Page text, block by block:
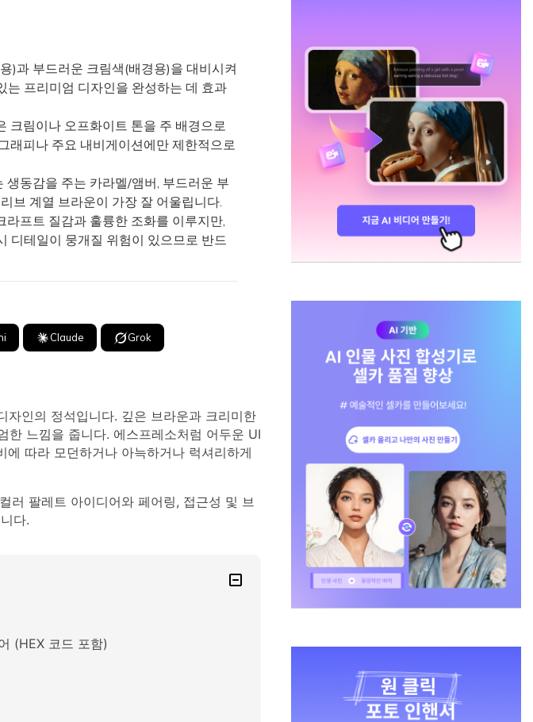
)과 부드러운 크림색(배경용)을 대비시켜
는 프리미엄 디자인을 완성하는 데 효과
림이나 오프화이트 톤을 주 배경으로
래피나 주요 내비게이션에만 제한적으로
동감을 주는 카라멜/앰버, 부드러운 부
브 계열 브라운이 가장 잘 어울립니다.
프트 질감과 훌륭한 조화를 이루지만,
디테일이 뭉개질 위험이 있으므로 반드
Claude Grok
인의 정석입니다. 깊은 브라운과 크리미한
한 느낌을 줍니다. 에스프레소처럼 어두운 UI
따라 모던하거나 아늑하거나 럭셔리하게
러 팔레트 아이디어와 페어링, 접근성 및 브
다.
(HEX 코드 포함)